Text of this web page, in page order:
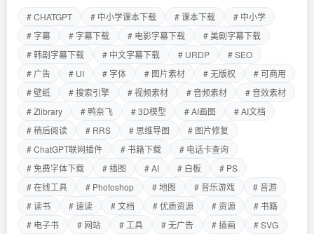
# CHATGPT # 中小学课本下载 # 课本下载
# 中小学
# 字幕
# 字幕下载 # 电影字幕下载
# 美剧字幕下载
# 韩剧字幕下载
# 中文字幕下载 # URDP
# SEO
# 广告
# UI # 字体 # 图片素材 # 无版权
# 可商用
# 壁纸
# 搜索引擎 # 视频素材 # 音频素材
# 音效素材
# Zlibrary
# 鸭奈飞 # 3D模型 # AI画图
# AI文档
# 稍后阅读
# RRS # 思维导图
# 图片修复
# ChatGPT联网插件
# 书籍下载
# 电话卡查询
# 免费字体下载
# 插图 # AI # 白板
# PS
# 在线工具
# Photoshop # 地图 # 音乐游戏
# 音游
# 读书
# 速读 # 文档 # 优质资源 # 资源
# 书籍
# 电子书
# 网站 # 工具 # 无广告 # 插画 # SVG